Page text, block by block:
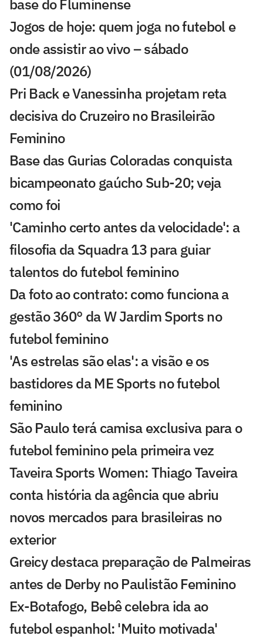
base do Fluminense
Jogos de hoje: quem joga no futebol e
onde assistir ao vivo – sábado
(01/08/2026)
Pri Back e Vanessinha projetam reta
decisiva do Cruzeiro no Brasileirão
Feminino
Base das Gurias Coloradas conquista
bicampeonato gaúcho Sub-20; veja
como foi
'Caminho certo antes da velocidade': a
filosofia da Squadra 13 para guiar
talentos do futebol feminino
Da foto ao contrato: como funciona a
gestão 360° da W Jardim Sports no
futebol feminino
'As estrelas são elas': a visão e os
bastidores da ME Sports no futebol
feminino
São Paulo terá camisa exclusiva para o
futebol feminino pela primeira vez
Taveira Sports Women: Thiago Taveira
conta história da agência que abriu
novos mercados para brasileiras no
exterior
Greicy destaca preparação de Palmeiras
antes de Derby no Paulistão Feminino
Ex-Botafogo, Bebê celebra ida ao
futebol espanhol: 'Muito motivada'